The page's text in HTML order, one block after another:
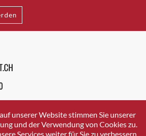
unserer Website stimmen Sie unserer
und der Verwendung von Cookies zu.
Services weiter für Sie zu verbessern.